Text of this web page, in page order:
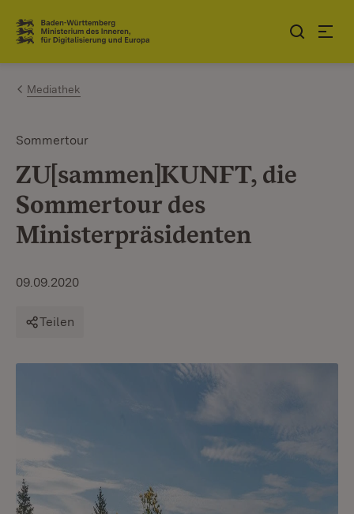
Zum Inhalt springen
Link zur Startseite
Mediathek
Sommertour
ZU[sammen]KUNFT, die
Sommertour des
Ministerpräsidenten
09.09.2020
Teilen